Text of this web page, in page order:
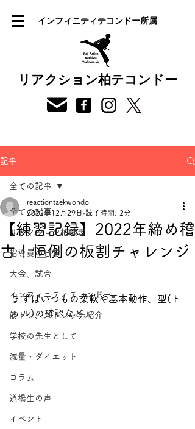
インフィニティテコンドー所属
リアクション柏テコンドー
記事
全ての記事
リアクション柏練習
指導員の日常
大会、試合
インフィニティテコンドー
筋トレ、ストレッチ紹介
学校の先生として
減量・ダイエット
コラム
道場生の声
イベント
全ての記事
【練習記録】2022年締め稽
古！恒例の板割チャレンジ
reactiontaekwondo
2022年12月29日 読了時間: 2分
まずはいつもの柔軟や基本動作、型(ト
ゥル)の確認など。